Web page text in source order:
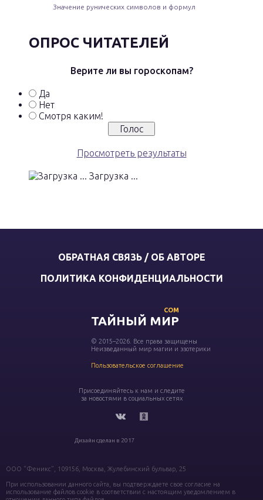
Значение рунических символов и формул
ОПРОС ЧИТАТЕЛЕЙ
Верите ли вы гороскопам?
Да
Нет
Смотря каким!
Просмотреть результаты
Загрузка ...
ОБРАТНАЯ СВЯЗЬ / ОБ АВТОРЕ
ПОЛИТИКА КОНФИДЕНЦИАЛЬНОСТИ
ТАЙНЫЙ МИР
COM
© 2015–2026. Все права защищены
Неизведанный мир магии и эзотерики
Пользовательское соглашение
Присоединяйтесь к нам и следите
за новостями в социальных сетях
Дизайн сделан в 2017
ООО "Феникс", 109156, Москва, Жулебинский бульвар, 25
При использовании данного сайта, вы подтверждаете свое согласие на
использование файлов cookie в соответствии с настоящим уведомлением в